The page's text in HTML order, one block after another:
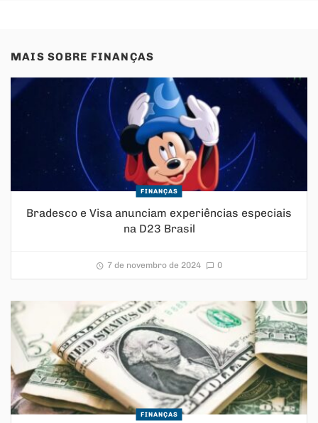
MAIS SOBRE FINANÇAS
FINANÇAS
Bradesco e Visa anunciam experiências especiais
na D23 Brasil
7 de novembro de 2024 0
FINANÇAS